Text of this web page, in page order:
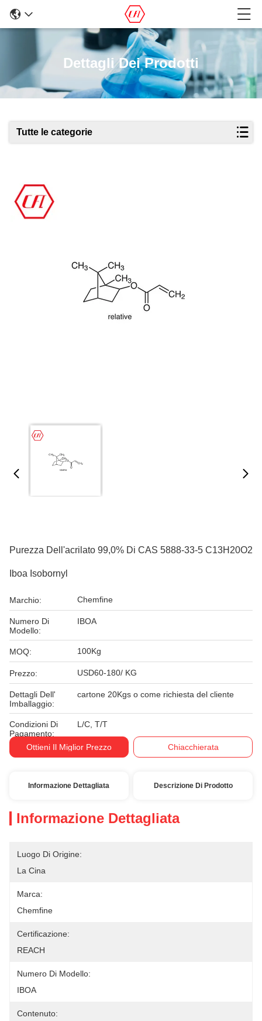
Dettagli Dei Prodotti
Tutte le categorie
Purezza Dell'acrilato 99,0% Di CAS 5888-33-5 C13H20O2
Iboa Isobornyl
Marchio: Chemfine
Numero Di
Modello:
IBOA
MOQ: 100Kg
Prezzo: USD60-180/ KG
Dettagli Dell'
Imballaggio:
cartone 20Kgs o come richiesta del cliente
Condizioni Di
Pagamento:
L/C, T/T
Ottieni Il Miglior Prezzo Chiacchierata
Informazione Dettagliata Descrizione Di Prodotto
Informazione Dettagliata
Luogo Di Origine:
La Cina
Marca:
Chemfine
Certificazione:
REACH
Numero Di Modello:
IBOA
Contenuto: